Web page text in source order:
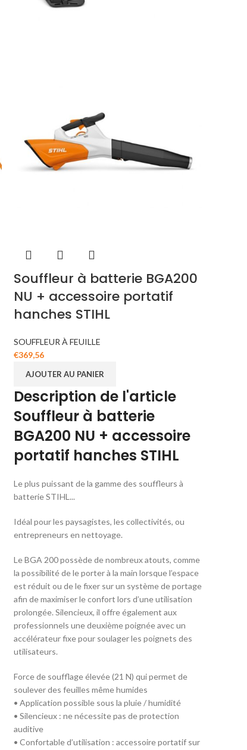
Souffleur à batterie BGA200
NU + accessoire portatif
hanches STIHL
SOUFFLEUR À FEUILLE
€369,56
AJOUTER AU PANIER
Description de l'article
Souffleur à batterie
BGA200 NU + accessoire
portatif hanches STIHL
Le plus puissant de la gamme des souffleurs à
batterie STIHL...
Idéal pour les paysagistes, les collectivités, ou
entrepreneurs en nettoyage.
Le BGA 200 possède de nombreux atouts, comme
la possibilité de le porter à la main lorsque l’espace
est réduit ou de le fixer sur un système de portage
afin de maximiser le confort lors d’une utilisation
prolongée. Silencieux, il offre également aux
professionnels une deuxième poignée avec un
accélérateur fixe pour soulager les poignets des
utilisateurs.
Force de soufflage élevée (21 N) qui permet de
soulever des feuilles même humides
• Application possible sous la pluie / humidité
• Silencieux : ne nécessite pas de protection
auditive
• Confortable d’utilisation : accessoire portatif sur